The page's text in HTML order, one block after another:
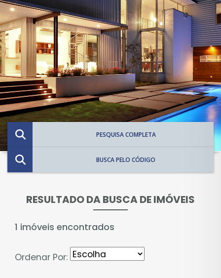
PESQUISA COMPLETA
BUSCA PELO CÓDIGO
RESULTADO DA BUSCA DE IMÓVEIS
1 imóveis encontrados
Ordenar Por: